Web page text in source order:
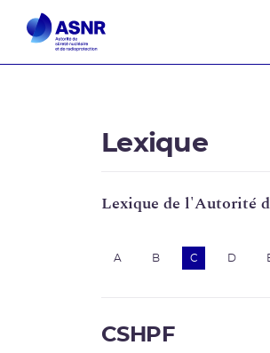
Lexique
Lexique de l'Autorité
A B C D
CSHPF